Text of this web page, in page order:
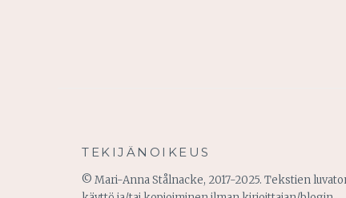
TEKIJÄNOIKEUS
© Mari-Anna Stålnacke, 2017-2025. Tekstien